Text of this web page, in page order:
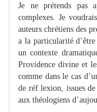
Je ne prétends pas
complexes. Je
auteurs chrétiens des
a la particularité
un contexte
Providence divine et
comme dans le cas
de réf lexion, issues
aux théologiens